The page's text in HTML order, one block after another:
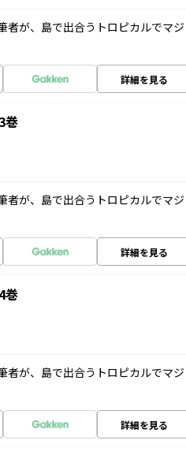
者が、島で出合うトロピカルでマジ
詳細を見る
巻
者が、島で出合うトロピカルでマジ
詳細を見る
巻
者が、島で出合うトロピカルでマジ
詳細を見る